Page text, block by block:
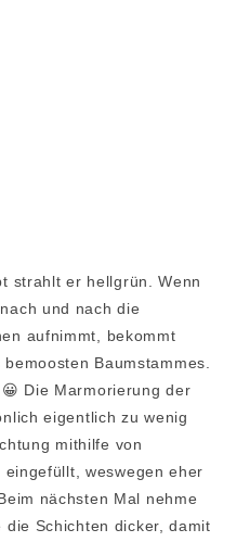
strahlt er hellgrün. Wenn
und nach die
aufnimmt, bekommt
Baumstammes.
Die Marmorierung der
eigentlich zu wenig
mithilfe von
weswegen eher
nächsten Mal nehme
Schichten dicker, damit